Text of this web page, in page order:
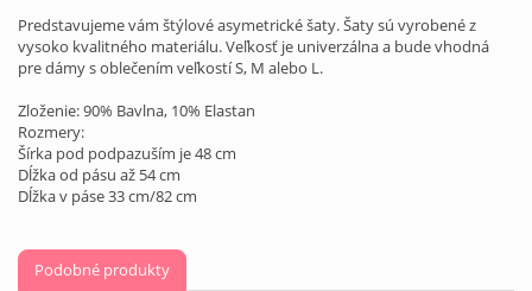
Predstavujeme vám štýlové asymetrické šaty. Šaty sú vyrobené z
vysoko kvalitného materiálu. Veľkosť je univerzálna a bude vhodná
pre dámy s oblečením veľkostí S, M alebo L.
Zloženie: 90% Bavlna, 10% Elastan
Rozmery:
Šírka pod podpazuším je 48 cm
Dĺžka od pásu až 54 cm
Dĺžka v páse 33 cm/82 cm
Podobné produkty